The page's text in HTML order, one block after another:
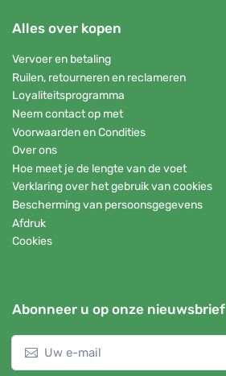
Alles over kopen
Vervoer en betaling
Ruilen, retourneren en reclameren
Loyaliteitsprogramma
Neem contact op met
Voorwaarden en Condities
Over ons
Hoe meet je de lengte van de voet
Verklaring over het gebruik van cookies
Bescherming van persoonsgegevens
Afdruk
Cookies
Abonneer u op onze nieuwsbrief